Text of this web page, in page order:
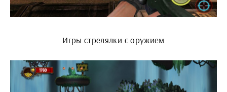
Игры стрелялки с оружием